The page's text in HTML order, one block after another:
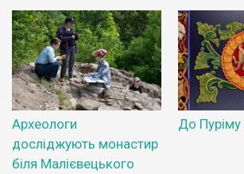
Археологи
досліджують монастир
біля Малієвецького
До